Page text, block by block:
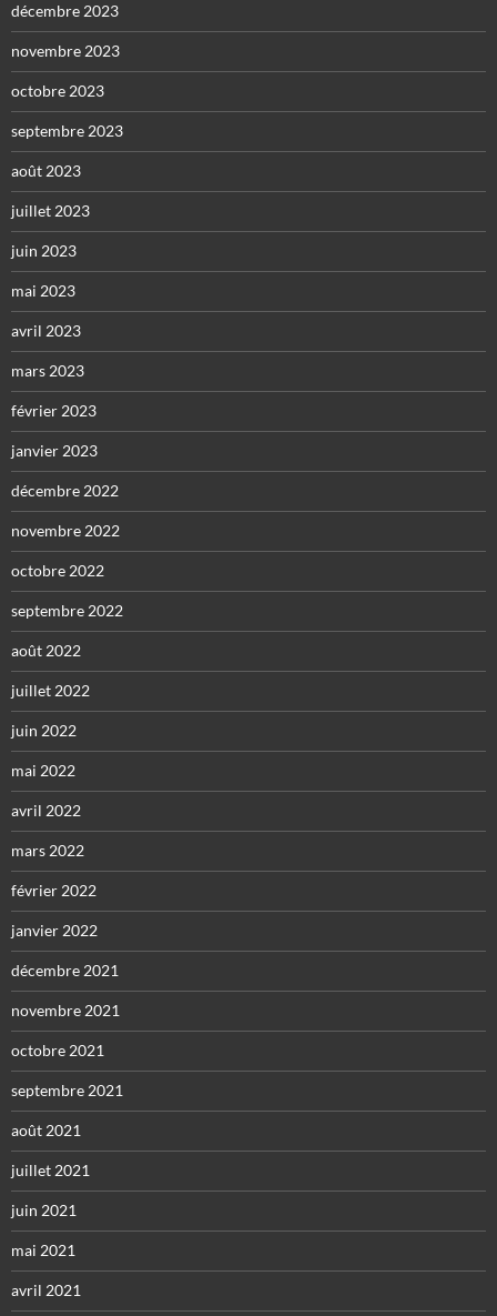
décembre 2023
novembre 2023
octobre 2023
septembre 2023
août 2023
juillet 2023
juin 2023
mai 2023
avril 2023
mars 2023
février 2023
janvier 2023
décembre 2022
novembre 2022
octobre 2022
septembre 2022
août 2022
juillet 2022
juin 2022
mai 2022
avril 2022
mars 2022
février 2022
janvier 2022
décembre 2021
novembre 2021
octobre 2021
septembre 2021
août 2021
juillet 2021
juin 2021
mai 2021
avril 2021